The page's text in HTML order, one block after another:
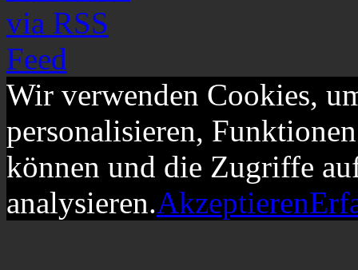
Wir verwenden Cookies,
personalisieren,
können und die Zugriffe
analysieren.Akzeptieren